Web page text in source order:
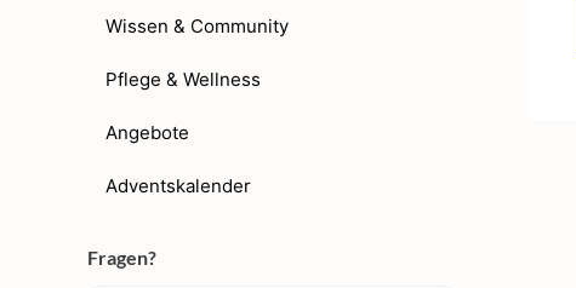
Wissen & Community
Pflege & Wellness
Angebote
Adventskalender
Fragen?